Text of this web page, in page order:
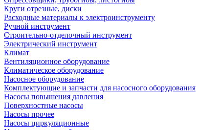
Круги отрезные, диски
Расходные материалы к электроинструменту
Ручной инструмент
Строительно-отделочный инструмент
Электрический инструмент
Климат
Вентиляционное оборудование
Климатическое оборудование
Насосное оборудование
Комплектующие и запчасти для насосного оборудования
Насосы повышения давления
Поверхностные насосы
Насосы прочее
Насосы циркуляционные